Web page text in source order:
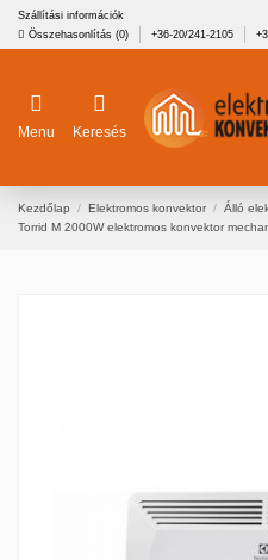
Szállítási információk
Összehasonlítás (0) +36-20/241-2105
Menu Keresés
Kezdőlap Elektromos konvektor Álló
Torrid M 2000W elektromos konvektor